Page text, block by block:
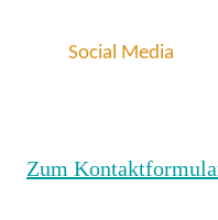
Social Media
Zum